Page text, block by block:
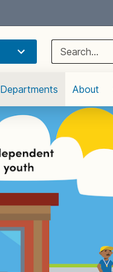
Search
for:
Departments About